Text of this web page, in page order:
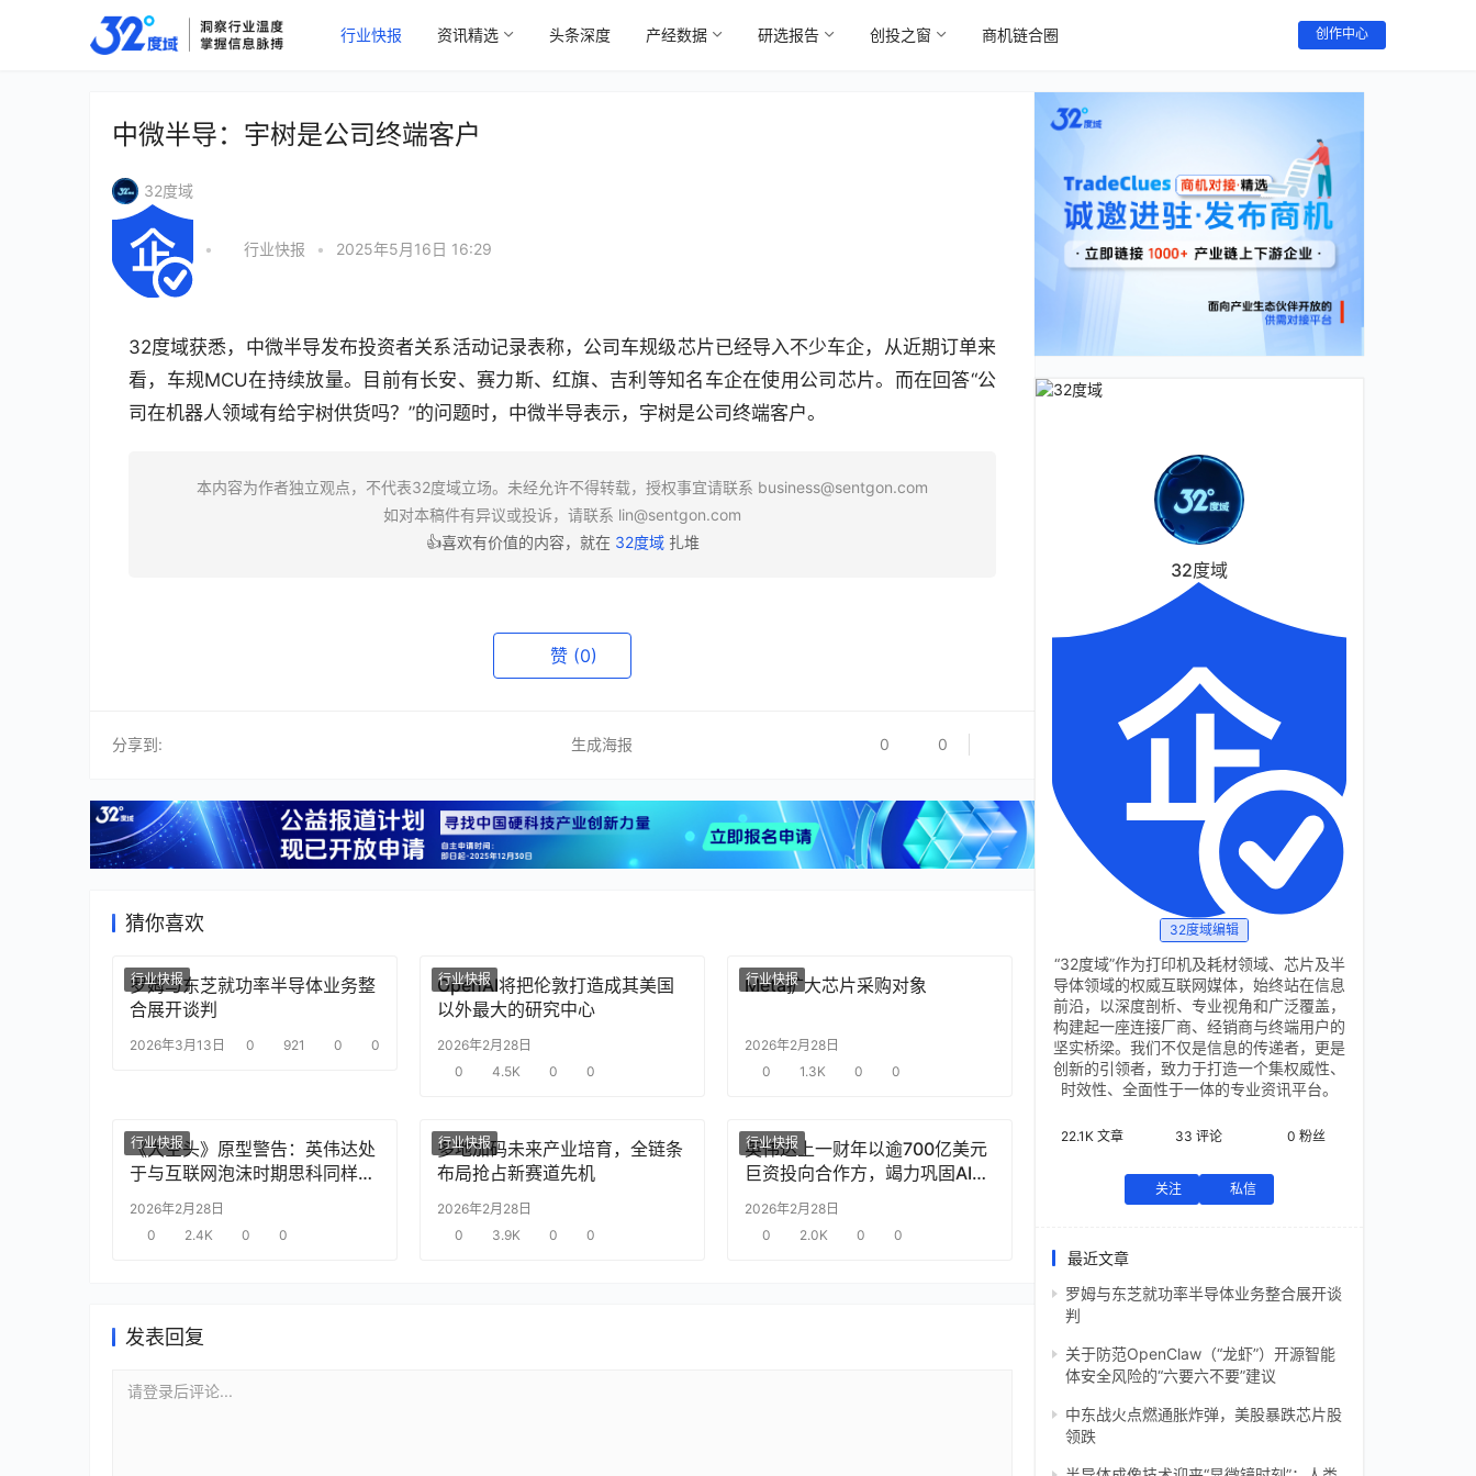
行业快报 资讯精选 头条深度 产经数据 研选报告 创投之窗 商机链合圈 创作中心
中微半导：宇树是公司终端客户
32度域
• 行业快报 • 2025年5月16日 16:29
32度域获悉，中微半导发布投资者关系活动记录表称，公司车规级芯片已经导入不少车企，从近期订单来
看，车规MCU在持续放量。目前有长安、赛力斯、红旗、吉利等知名车企在使用公司芯片。而在回答“公
司在机器人领域有给宇树供货吗？”的问题时，中微半导表示，宇树是公司终端客户。
本内容为作者独立观点，不代表32度域立场。未经允许不得转载，授权事宜请联系 business@sentgon.com
如对本稿件有异议或投诉，请联系 lin@sentgon.com
👍喜欢有价值的内容，就在 32度域扎堆
赞 (0)
分享到: 生成海报 0 0
猜你喜欢
行业快报
罗姆与东芝就功率半导体业务整
合展开谈判
2026年3月13日 0 921 0 0
行业快报
OpenAI将把伦敦打造成其美国
以外最大的研究中心
2026年2月28日
0
4.5K 0 0
行业快报
Meta扩大芯片采购对象
2026年2月28日
0
1.3K 0 0
行业快报
《大空头》原型警告：英伟达处
于与互联网泡沫时期思科同样的
“危险境地”
2026年2月28日
0
2.4K 0 0
行业快报
多地加码未来产业培育，全链条
布局抢占新赛道先机
2026年2月28日
0
3.9K 0 0
行业快报
英伟达上一财年以逾700亿美元
巨资投向合作方，竭力巩固AI芯
片需求
2026年2月28日
0
2.0K 0 0
发表回复
请登录后评论...
32度域
32度域编辑
“32度域”作为打印机及耗材领域、芯片及半
导体领域的权威互联网媒体，始终站在信息
前沿，以深度剖析、专业视角和广泛覆盖，
构建起一座连接厂商、经销商与终端用户的
坚实桥梁。我们不仅是信息的传递者，更是
创新的引领者，致力于打造一个集权威性、
时效性、全面性于一体的专业资讯平台。
22.1K 文章 33 评论 0 粉丝
关注 私信
最近文章
罗姆与东芝就功率半导体业务整合展开谈
判
关于防范OpenClaw（“龙虾”）开源智能
体安全风险的“六要六不要”建议
中东战火点燃通胀炸弹，美股暴跌芯片股
领跌